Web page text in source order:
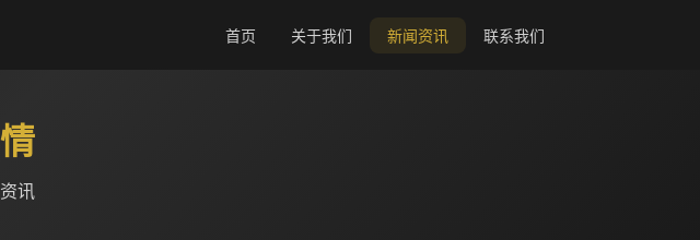
首页 关于我们 新闻资讯 联系我们
讯